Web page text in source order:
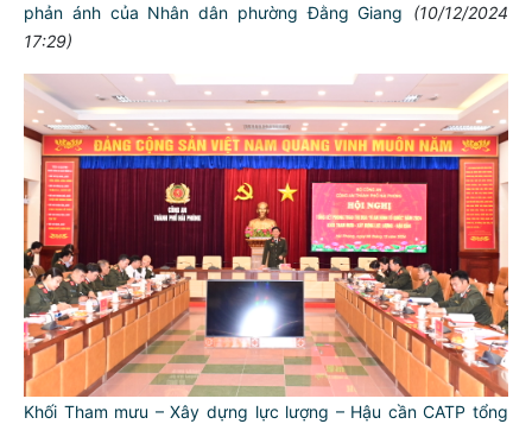
phản ánh của Nhân dân phường Đằng Giang
(10/12/2024
17:29)
Khối Tham mưu – Xây dựng lực lượng – Hậu cần CATP tổng